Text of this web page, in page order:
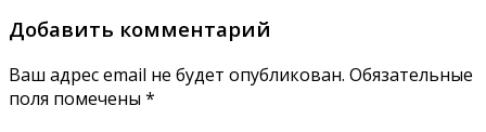
Добавить комментарий
Ваш адрес email не будет опубликован. Обязательные
поля помечены *